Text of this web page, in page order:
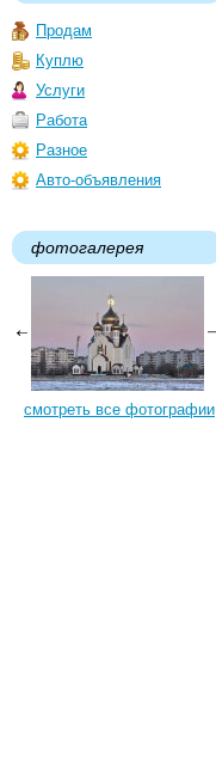
Продам
Куплю
Услуги
Работа
Разное
Авто-объявления
фотогалерея
смотреть все фотографии